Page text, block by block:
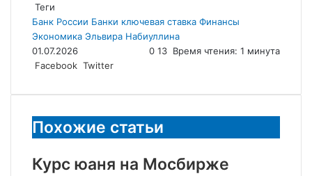
Теги
Банк России Банки ключевая ставка Финансы
Экономика Эльвира Набиуллина
01.07.2026
0 13 Время чтения: 1 минута
Facebook Twitter
электронную
Похожие статьи
Курс юаня на Мосбирже